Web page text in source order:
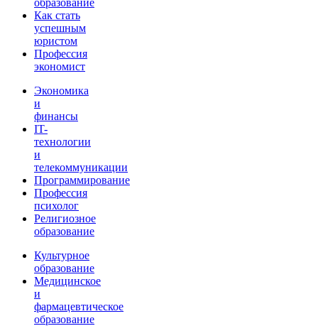
Как стать
успешным
юристом
Профессия
экономист
Экономика
и
финансы
IT-
технологии
и
телекоммуникации
Программирование
Профессия
психолог
Религиозное
образование
Культурное
образование
Медицинское
и
фармацевтическое
образование